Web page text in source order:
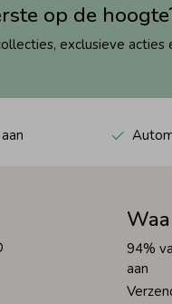
op de
exclusieve
94%
aan